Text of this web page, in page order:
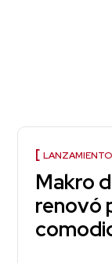
Makro
renovó